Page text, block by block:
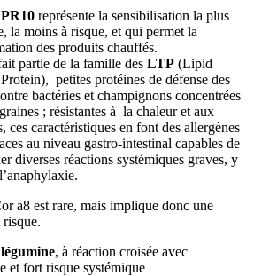
PR10représente la sensibilisation la plus
la moins à risque, et qui permet la
des produits chauffés.
partie de la famille des LTP(Lipid
petites protéines de défense des
bactéries et champignons concentrées
; résistantes à la chaleur et aux
ces caractéristiques en font des allergènes
au niveau gastro-intestinal capables de
diverses réactions systémiques graves, y
a8 est rare, mais implique donc une
légumine, à réaction croisée avec
et fort risque systémique